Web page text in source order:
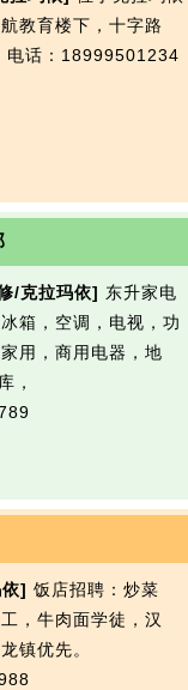
教育楼下，十字路
电话：18999501234
/克拉玛依] 东升家电
箱，空调，电视，功
用，商用电器，地
，
] 饭店招聘：炒菜
，牛肉面学徒，汉
镇优先。